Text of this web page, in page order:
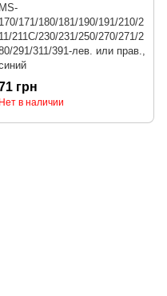
MS-
170/171/180/181/190/191/210/2
11/211C/230/231/250/270/271/2
291/311/391-лев. или прав.,
грн
Нет в наличии